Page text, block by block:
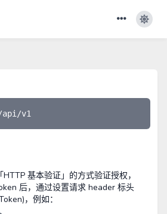
基本验证」的方式验证授权，
后，通过设置请求 header 标头
，例如：